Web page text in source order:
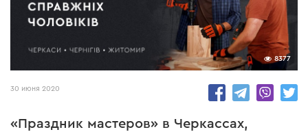
8377
30 июня 2020
«Праздник мастеров» в Черкассах,